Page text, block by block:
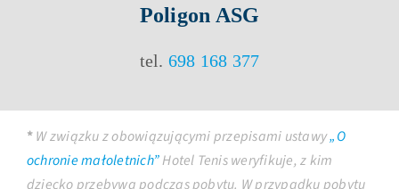
Poligon ASG
tel. 698 168 377
*W związku z obowiązującymi przepisami ustawy„O
ochronie małoletnich”Hotel Tenis weryfikuje, z kim
dziecko przebywa podczas pobytu. W przypadku pobytu